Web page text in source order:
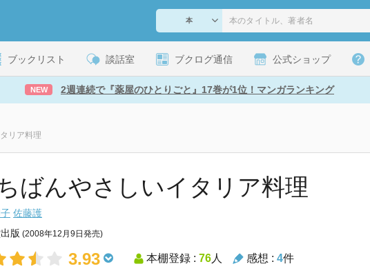
ブックリスト 談話室 ブクログ通信 公式ショップ
NEW 2週連続で『薬屋のひとりごと』17巻が1位！マンガランキング
リア料理
ばんやさしいイタリア料理
佐藤護
版 (2008年12月9日発売)
3.93 本棚登録 : 76人 感想 : 4件